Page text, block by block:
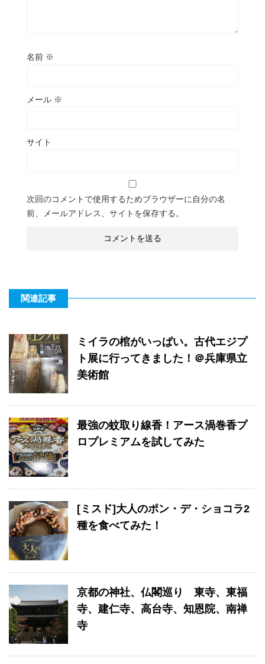
名前 ※
メール ※
サイト
次回のコメントで使用するためブラウザーに自分の名
前、メールアドレス、サイトを保存する。
関連記事
ミイラの棺がいっぱい。古代エジプ
ト展に行ってきました！＠兵庫県立
美術館
最強の蚊取り線香！アース渦巻香プ
ロプレミアムを試してみた
[ミスド]大人のポン・デ・ショコラ2
種を食べてみた！
京都の神社、仏閣巡り 東寺、東福
寺、建仁寺、高台寺、知恩院、南禅
寺